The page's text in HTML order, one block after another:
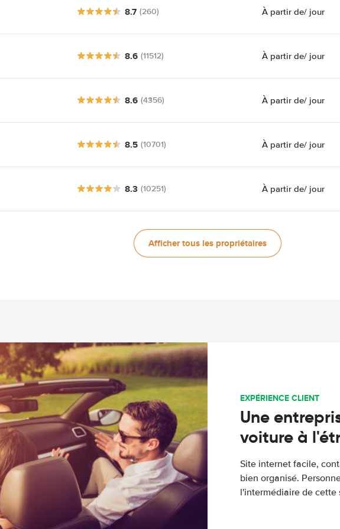
8.7 (260) À partir de/ jour
8.6 (11512) À partir de/ jour
8.6 (4356) À partir de/ jour
8.5 (10701) À partir de/ jour
8.3 (10251) À partir de/ jour
Afficher tous les propriétaires
EXPÉRIENCE CLIENT
Une
voiture à
Site internet facile,
bien organisé.
l'intermédiaire de cette